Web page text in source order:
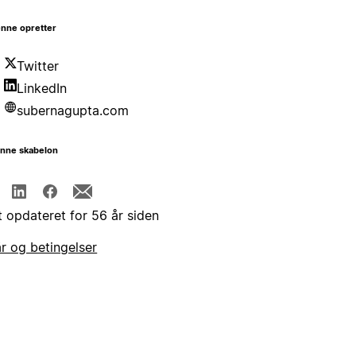
opretter
Twitter
LinkedIn
subernagupta.com
skabelon
opdateret for 56 år siden
og betingelser